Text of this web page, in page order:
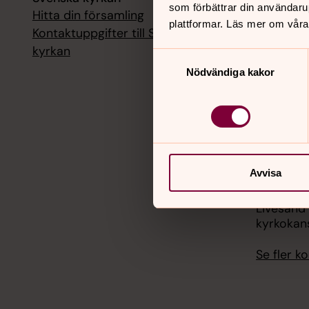
som förbättrar din
plattformar. Läs mer om
Nödvändiga kakor
Avvisa
Hitta din församling
Kontaktuppgifter till Svenska
kyrkan
1
Se fler